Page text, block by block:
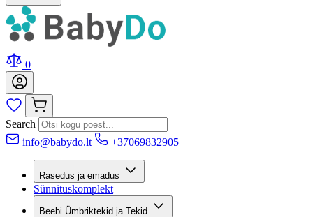
0
Search
info@babydo.lt
+37069832905
Rasedus ja emadus
Sünnituskomplekt
Beebi Ümbriktekid ja Tekid